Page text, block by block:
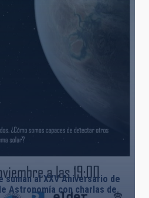
al XXV Aniversario de
Astronomía con charlas de